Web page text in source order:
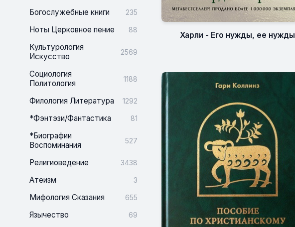
Богослужебные книги 235
Ноты Церковное пение 88
Культурология
Искусство
2569
Социология
Политология
1188
Филология Литература 1292
*Фэнтэзи/Фантастика 81
*Биографии
Воспоминания
527
Религиоведение 3438
Атеизм 3
Мифология Сказания 655
Язычество 69
Харли - Его нужды, ее нужды